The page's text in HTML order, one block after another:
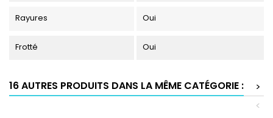
Rayures Oui
Frotté Oui
16 AUTRES PRODUITS DANS LA MÊME CATÉGORIE :
>
<